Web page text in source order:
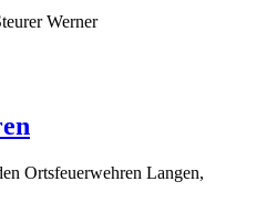
Werner
Ortsfeuerwehren Langen,